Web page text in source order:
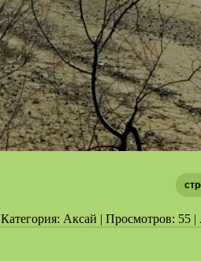
Категория: Аксай | Просмотров: 55